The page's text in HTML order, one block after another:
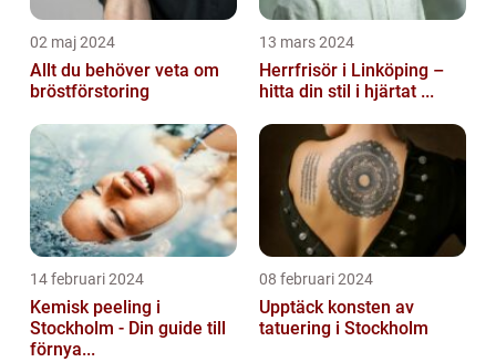
02 maj 2024
Allt du behöver veta om
bröstförstoring
13 mars 2024
Herrfrisör i Linköping –
hitta din stil i hjärtat ...
14 februari 2024
Kemisk peeling i
Stockholm - Din guide till
förnya...
08 februari 2024
Upptäck konsten av
tatuering i Stockholm